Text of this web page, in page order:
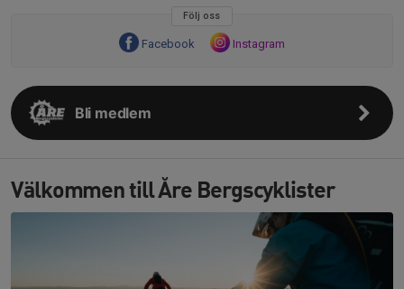
Följ oss
Facebook Instagram
Bli medlem
Välkommen till Åre Bergscyklister